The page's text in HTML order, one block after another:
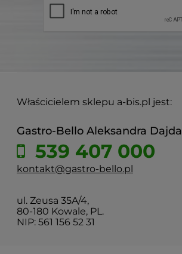
Właścicielem sklepu a-bis.pl jest:
Gastro-Bello Aleksandra Dajda
539 407 000
kontakt@gastro-bello.pl
ul. Zeusa 35A/4,
80-180 Kowale, PL.
NIP: 561 156 52 31